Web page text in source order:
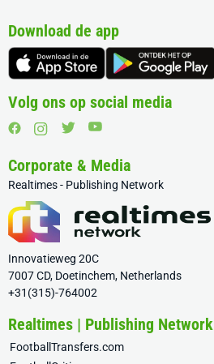
Download de app
Volg ons op social media
Corporate & Media
Realtimes - Publishing Network
Innovatieweg 20C
7007 CD, Doetinchem, Netherlands
+31(315)-764002
Realtimes | Publishing Network
FootballTransfers.com